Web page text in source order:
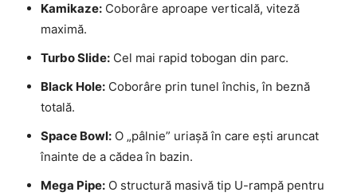
Kamikaze: Coborâre aproape verticală, viteză
maximă.
Turbo Slide: Cel mai rapid tobogan din parc.
Black Hole: Coborâre prin tunel închis, în beznă
totală.
Space Bowl: O „pâlnie” uriașă în care ești aruncat
înainte de a cădea în bazin.
Mega Pipe: O structură masivă tip U-rampă pentru